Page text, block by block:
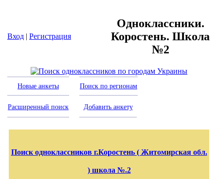
Вход | Регистрация
Одноклассники.
Коростень. Школа
№2
Новые анкеты Поиск по регионам
Расширенный поиск Добавить анкету
Поиск одноклассников г.Коростень ( Житомирская обл.
) школа №.2